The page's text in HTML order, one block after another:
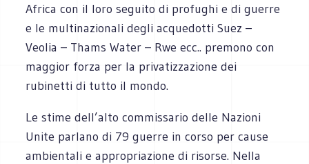
Africa con il loro seguito di profughi e di guerre
e le multinazionali degli acquedotti Suez –
Veolia – Thams Water – Rwe ecc.. premono con
maggior forza per la privatizzazione dei
rubinetti di tutto il mondo.
Le stime dell’alto commissario delle Nazioni
Unite parlano di 79 guerre in corso per cause
ambientali e appropriazione di risorse. Nella